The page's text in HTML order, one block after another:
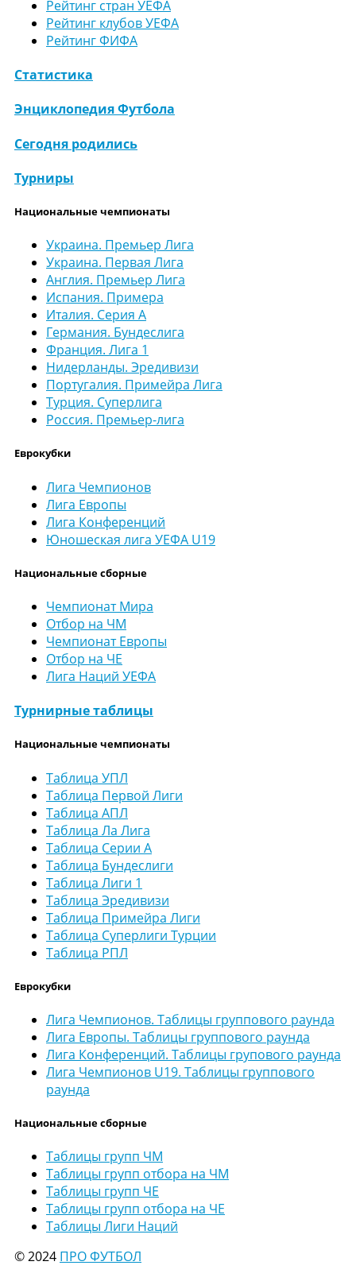
Рейтинг стран УЕФА
Рейтинг клубов УЕФА
Рейтинг ФИФА
Статистика
Энциклопедия Футбола
Сегодня родились
Турниры
Национальные чемпионаты
Украина. Премьер Лига
Украина. Первая Лига
Англия. Премьер Лига
Испания. Примера
Италия. Серия А
Германия. Бундеслига
Франция. Лига 1
Нидерланды. Эредивизи
Португалия. Примейра Лига
Турция. Суперлига
Россия. Премьер-лига
Еврокубки
Лига Чемпионов
Лига Европы
Лига Конференций
Юношеская лига УЕФА U19
Национальные сборные
Чемпионат Мира
Отбор на ЧМ
Чемпионат Европы
Отбор на ЧЕ
Лига Наций УЕФА
Турнирные таблицы
Национальные чемпионаты
Таблица УПЛ
Таблица Первой Лиги
Таблица АПЛ
Таблица Ла Лига
Таблица Серии А
Таблица Бундеслиги
Таблица Лиги 1
Таблица Эредивизи
Таблица Примейра Лиги
Таблица Суперлиги Турции
Таблица РПЛ
Еврокубки
Лига Чемпионов. Таблицы группового раунда
Лига Европы. Таблицы группового раунда
Лига Конференций. Таблицы групового раунда
Лига Чемпионов U19. Таблицы группового
раунда
Национальные сборные
Таблицы групп ЧМ
Таблицы групп отбора на ЧМ
Таблицы групп ЧЕ
Таблицы групп отбора на ЧЕ
Таблицы Лиги Наций
© 2024 ПРО ФУТБОЛ